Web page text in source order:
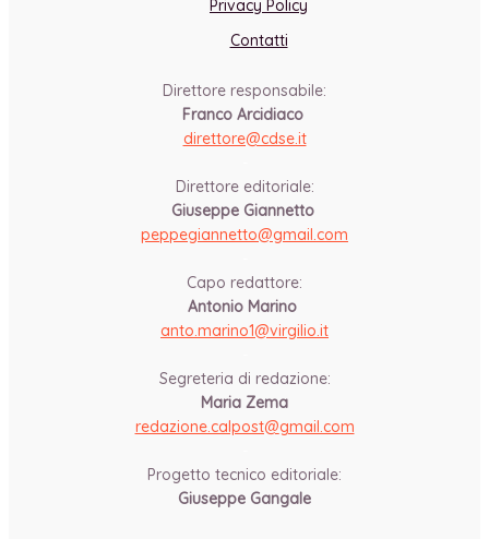
Privacy Policy
Contatti
Direttore responsabile:
Franco Arcidiaco
direttore@cdse.it
Direttore editoriale:
Giuseppe Giannetto
peppegiannetto@gmail.com
Capo redattore:
Antonio Marino
anto.marino1@virgilio.it
Segreteria di redazione:
Maria Zema
redazione.calpost@gmail.com
Progetto tecnico editoriale:
Giuseppe Gangale